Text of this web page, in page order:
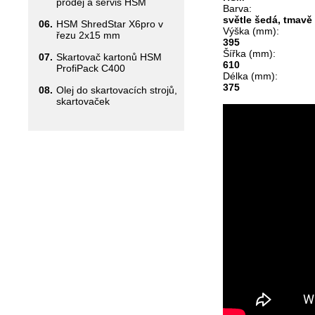
prodej a servis HSM
06. HSM ShredStar X6pro v
řezu 2x15 mm
07. Skartovač kartonů HSM
ProfiPack C400
08. Olej do skartovacích strojů,
skartovaček
Barva:
světle šedá, tmavě
Výška (mm):
395
Šířka (mm):
610
Délka (mm):
375